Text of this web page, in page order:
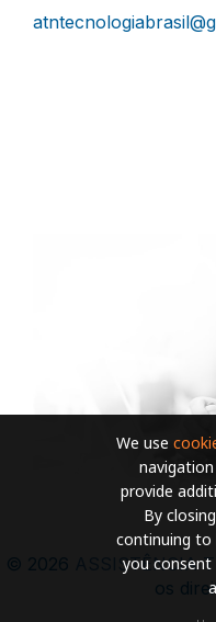
We use
provide
By
continuing to
you
© 2026 ASSISTÊNCIA
os